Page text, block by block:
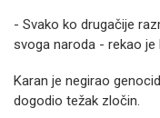
- Svako ko drugačije
svoga naroda - rekao je
Karan je negirao
dogodio težak zločin.